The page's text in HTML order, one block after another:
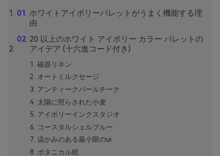
ホワイトアイボリーパレットがうまく機能する理
由
20 以上のホワイト アイボリー カラー パレットの
アイデア (十六進コード付き)
磁器リネン
オートミルクセージ
アンティークパールチーク
太陽に照らされた小麦
アイボリーインクスタジオ
コースタルシェルブルー
温かみのある最小限のui
ボタニカル紙